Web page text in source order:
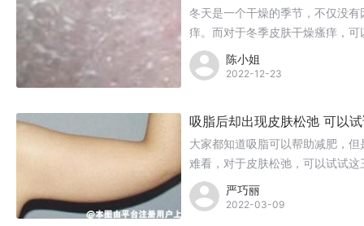
冬天是一个干燥的季节，不仅没
痒。而对于冬季皮肤干燥瘙痒，
陈小姐
2022-12-23
吸脂后却出现皮肤松弛 可以
大家都知道吸脂可以帮助减肥，
难看，对于皮肤松弛，可以试试
严巧丽
2022-03-09